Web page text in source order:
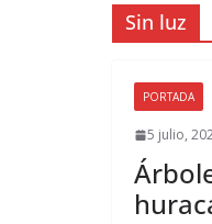
Sin luz
PORTADA
5 julio,